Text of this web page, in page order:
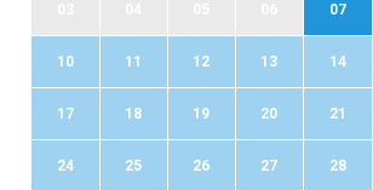
07
10 11 12 13 14
17 18 19 20 21
24 25 26 27 28